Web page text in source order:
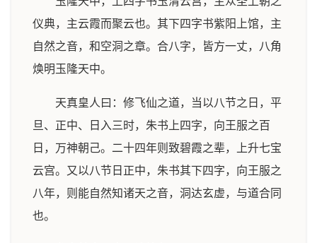
仪典，主云霞而聚云也。其下四字书紫阳上馆，主
自然之音，和空洞之章。合八字，皆方一丈，八角
焕明玉隆天中。
天真皇人曰：修飞仙之道，当以八节之日，平
旦、正中、日入三时，朱书上四字，向王服之百
日，万神朝己。二十四年则致碧霞之辈，上升七宝
云宫。又以八节日正中，朱书其下四字，向王服之
八年，则能自然知诸天之音，洞达玄虚，与道合同
也。